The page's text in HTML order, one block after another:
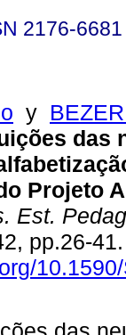
2176-6681
y
das
Projeto
Est.
pp.26-